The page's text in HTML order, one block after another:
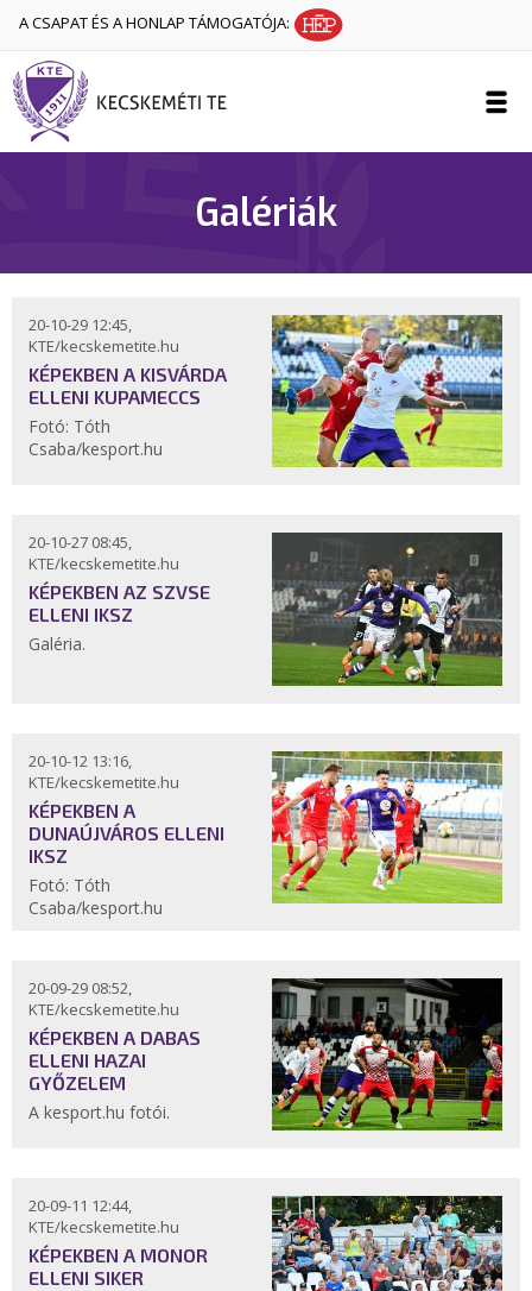
A CSAPAT ÉS A HONLAP TÁMOGATÓJA:
Galériák
20-10-29 12:45,
KTE/kecskemetite.hu
KÉPEKBEN A KISVÁRDA
ELLENI KUPAMECCS
Fotó: Tóth
Csaba/kesport.hu
20-10-27 08:45,
KTE/kecskemetite.hu
KÉPEKBEN AZ SZVSE
ELLENI IKSZ
Galéria.
20-10-12 13:16,
KTE/kecskemetite.hu
KÉPEKBEN A
DUNAÚJVÁROS ELLENI
IKSZ
Fotó: Tóth
Csaba/kesport.hu
20-09-29 08:52,
KTE/kecskemetite.hu
KÉPEKBEN A DABAS
ELLENI HAZAI
GYŐZELEM
A kesport.hu fotói.
20-09-11 12:44,
KTE/kecskemetite.hu
KÉPEKBEN A MONOR
ELLENI SIKER